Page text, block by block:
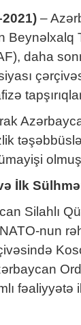
–
Beynəlxalq
daha
İlk
Silahlı
nun
fəaliyyətə